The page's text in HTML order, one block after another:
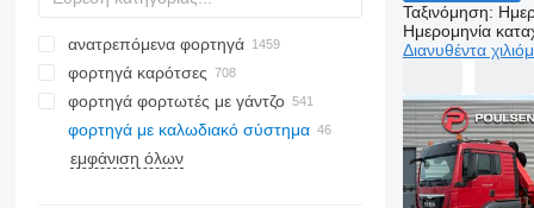
ανατρεπόμενα φορτηγά
φορτηγά καρότσες
φορτηγά φορτωτές με γάντζο
φορτηγά με καλωδιακό σύστημα
εμφάνιση όλων
Ταξινόμηση:
Ημερομηνία
Διανυθέντα